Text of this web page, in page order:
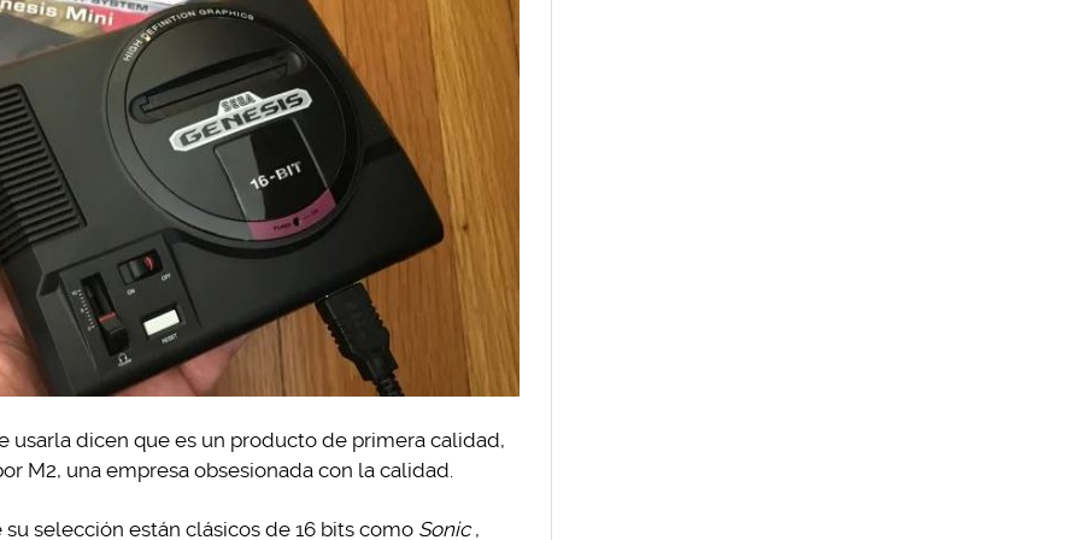
usarla dicen que es un producto de primera calidad,
M2, una empresa obsesionada con la calidad.
selección están clásicos de 16 bits como Sonic ,